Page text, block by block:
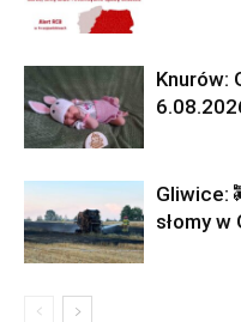
Knurów:
Gliwice:
słomy w